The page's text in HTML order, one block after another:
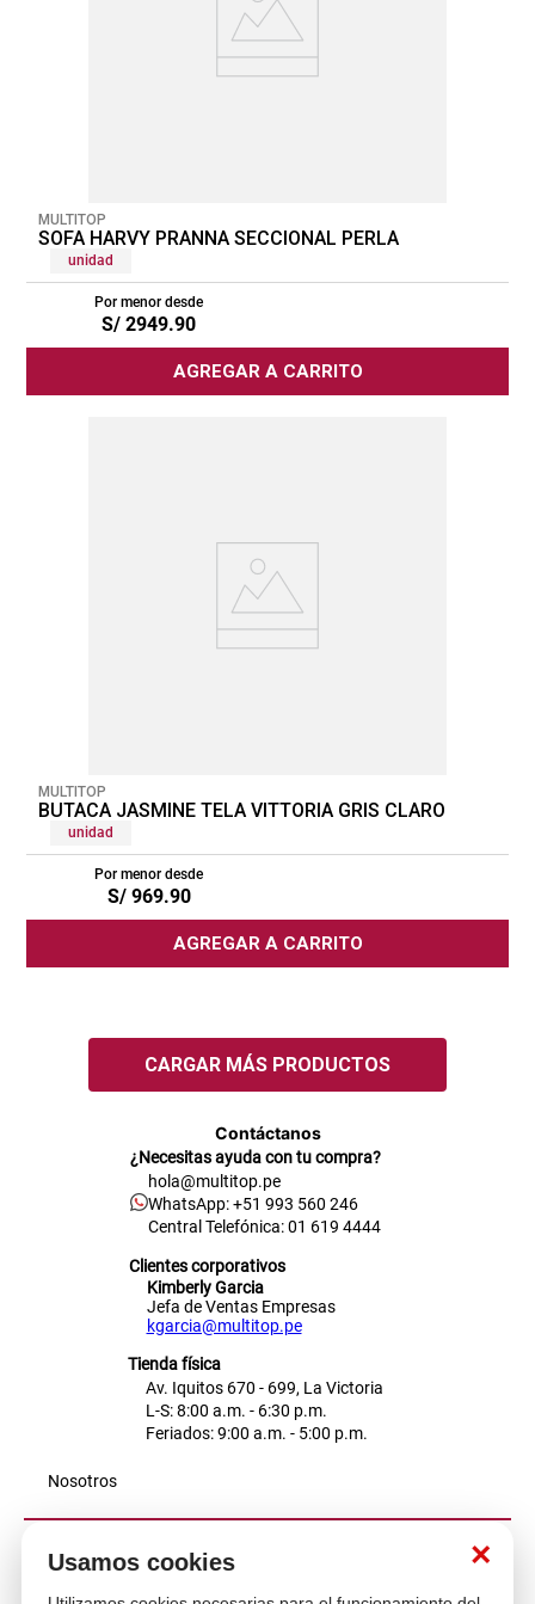
×
Usamos cookies
MULTITOP
SOFA HARVY PRANNA SECCIONAL PERLA
unidad
Por menor desde
S/ 2949.90
AGREGAR A CARRITO
MULTITOP
BUTACA JASMINE TELA VITTORIA GRIS CLARO
unidad
Por menor desde
S/ 969.90
AGREGAR A CARRITO
Contáctanos
¿Necesitas ayuda con tu compra?
hola@multitop.pe
WhatsApp: +51 993 560 246
Central Telefónica: 01 619 4444
Clientes corporativos
Kimberly Garcia
Jefa de Ventas Empresas
kgarcia@multitop.pe
Tienda física
Av. Iquitos 670 - 699, La Victoria
L-S: 8:00 a.m. - 6:30 p.m.
Feriados: 9:00 a.m. - 5:00 p.m.
Nosotros
Atención al cliente